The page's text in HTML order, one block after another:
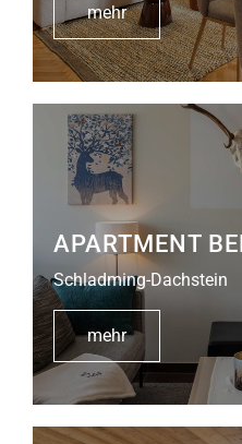
mehr
APARTMENT
Schladming-Dachstein
mehr